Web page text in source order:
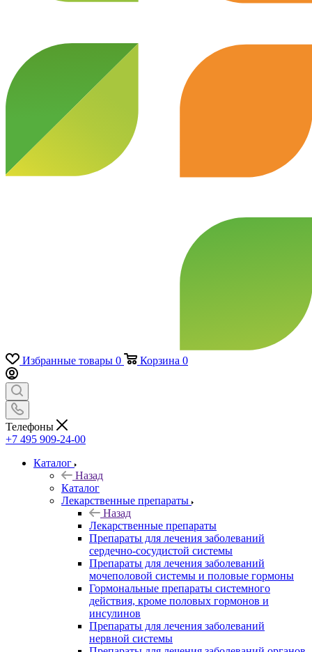
Избранные товары 0 Корзина 0
Телефоны
+7 495 909-24-00
Каталог
Назад
Каталог
Лекарственные препараты
Назад
Лекарственные препараты
Препараты для лечения заболеваний
сердечно-сосудистой системы
Препараты для лечения заболеваний
мочеполовой системы и половые гормоны
Гормональные препараты системного
действия, кроме половых гормонов и
инсулинов
Препараты для лечения заболеваний
нервной системы